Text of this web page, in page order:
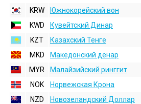
KRW
Южнокорейский вон
KWD
Кувейтский Динар
KZT
Казахский Тенге
MKD
Македонский денар
MYR
Малайзийский ринггит
NOK
Норвежская Крона
NZD
Новозеландский Доллар